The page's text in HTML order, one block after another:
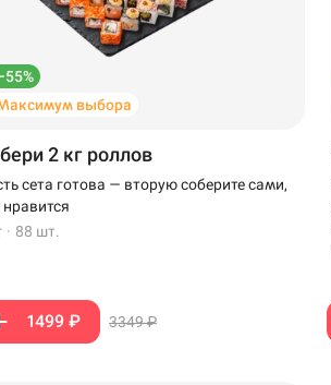
выбора
2 кг роллов
сета готова — вторую соберите сами,
нравится
· 88 шт.
1499 ₽ 3349 ₽